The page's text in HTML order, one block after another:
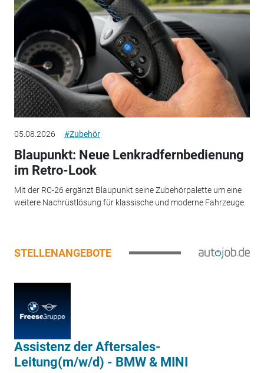
05.08.2026 #Zubehör
Blaupunkt: Neue Lenkradfernbedienung
im Retro-Look
Mit der RC-26 ergänzt Blaupunkt seine Zubehörpalette um eine
weitere Nachrüstlösung für klassische und moderne Fahrzeuge.
STELLENANGEBOTE
Assistenz der Aftersales-
Leitung(m/w/d) - BMW & MINI